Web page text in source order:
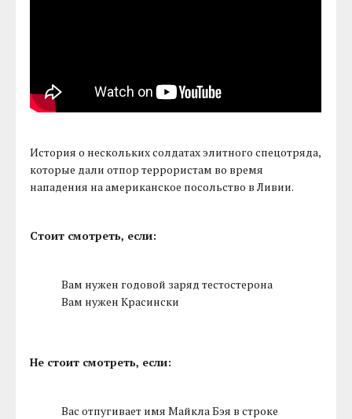
История о нескольких солдатах элитного спецотряда,
которые дали отпор террористам во время
нападения на американское посольство в Ливии.
Стоит смотреть, если:
Вам нужен годовой заряд тестостерона
Вам нужен Красински
Не стоит смотреть, если:
Вас отпугивает имя Майкла Бэя в строке